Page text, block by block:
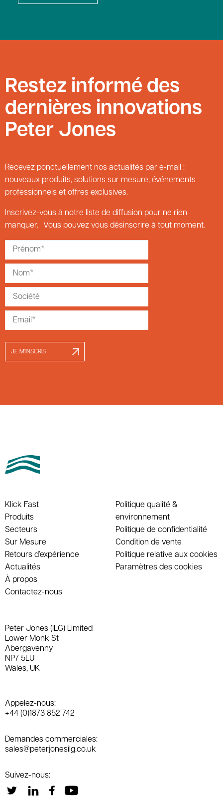
Restez informé des
dernières innovations
Peter Jones
Recevez ponctuellement nos actualités par e-mail :
nouveaux produits, solutions sur mesure, événements
professionnels et offres exclusives.
Inscrivez-vous à notre liste de diffusion pour ne rien
manquer. Vous pouvez vous désinscrire à tout moment.
JE M'INSCRIS
Klick Fast
Produits
Secteurs
Sur Mesure
Retours d’expérience
Actualités
À propos
Contactez-nous
Politique qualité &
environnement
Politique de confidentialité
Condition de vente
Politique relative aux cookies
Paramètres des cookies
Peter Jones (ILG) Limited
Lower Monk St
Abergavenny
NP7 5LU
Wales, UK
Appelez-nous:
+44 (0)1873 852 742
Demandes commerciales:
sales@peterjonesilg.co.uk
Suivez-nous: